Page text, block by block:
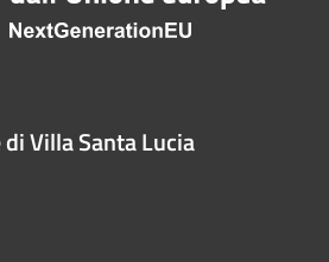
Villa Santa Lucia